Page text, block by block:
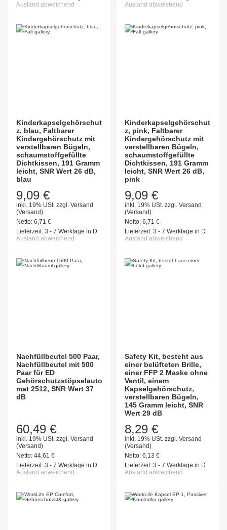
Ausland abweichend
Ausland abweichend
Kinderkapselgehörschut
z, blau, Faltbarer
Kindergehörschutz mit
verstellbaren Bügeln,
schaumstoffgefüllte
Dichtkissen, 191 Gramm
leicht, SNR Wert 26 dB,
blau
9,09 €
inkl. 19% USt. zzgl. Versand
(Versand)
Netto: 6,71 €
Lieferzeit: 3 - 7 Werktage in D
Ausland abweichend
Kinderkapselgehörschut
z, pink, Faltbarer
Kindergehörschutz mit
verstellbaren Bügeln,
schaumstoffgefüllte
Dichtkissen, 191 Gramm
leicht, SNR Wert 26 dB,
pink
9,09 €
inkl. 19% USt. zzgl. Versand
(Versand)
Netto: 6,71 €
Lieferzeit: 3 - 7 Werktage in D
Ausland abweichend
Nachfüllbeutel 500 Paar,
Nachfüllbeutel mit 500
Paar für ED
Gehörschutzstöpselauto
mat 2512, SNR Wert 37
dB
60,49 €
inkl. 19% USt. zzgl. Versand
(Versand)
Netto: 44,61 €
Lieferzeit: 3 - 7 Werktage in D
Ausland abweichend
Safety Kit, besteht aus
einer belüfteten Brille,
einer FFP 2 Maske ohne
Ventil, einem
Kapselgehörschutz,
verstellbaren Bügeln,
145 Gramm leicht, SNR
Wert 29 dB
8,29 €
inkl. 19% USt. zzgl. Versand
(Versand)
Netto: 6,13 €
Lieferzeit: 3 - 7 Werktage in D
Ausland abweichend